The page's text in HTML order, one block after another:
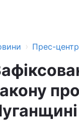
› Прес-центр